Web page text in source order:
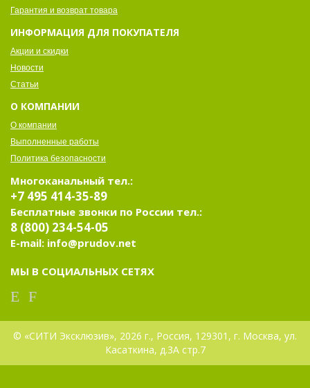
Гарантия и возврат товара
ИНФОРМАЦИЯ ДЛЯ ПОКУПАТЕЛЯ
Акции и скидки
Новости
Статьи
О КОМПАНИИ
О компании
Выполненные работы
Политика безопасности
Многоканальный тел.:
+7 495 414-35-89
Бесплатные звонки по России тел.:
8 (800) 234-54-05
E-mail: info@prudov.net
МЫ В СОЦИАЛЬНЫХ СЕТЯХ
© «СИТИ Эксклюзив», 2026 г., Россия, 129301, г. Москва, ул.
Касаткина, д.3А стр.7